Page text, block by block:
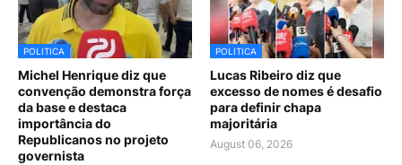
POLITICA
Michel Henrique diz que
convenção demonstra força
da base e destaca
importância do
Republicanos no projeto
governista
POLITICA
Lucas Ribeiro diz que
excesso de nomes é desafio
para definir chapa
majoritária
August 06, 2026